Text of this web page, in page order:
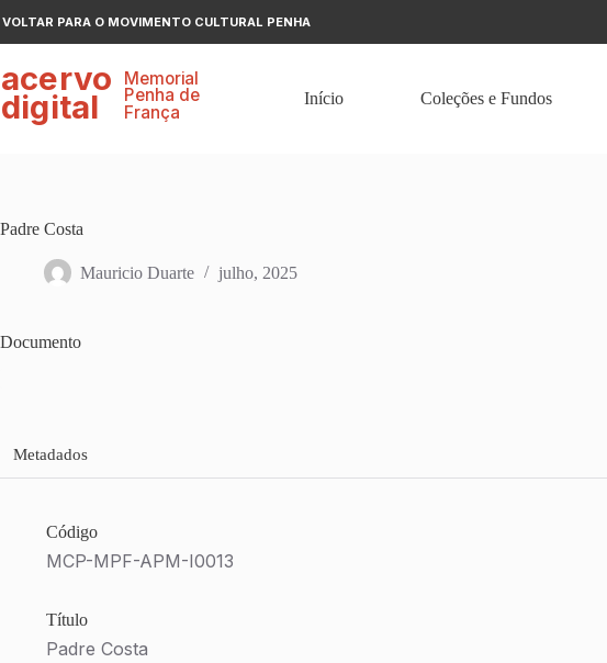
para
o
VOLTAR PARA O MOVIMENTO CULTURAL PENHA
Memorial
Penha de
França
acervo
digital Início Coleções e Fundos
Padre Costa
Mauricio Duarte julho, 2025
Documento
Metadados
Código
MCP-MPF-APM-I0013
Título
Padre Costa